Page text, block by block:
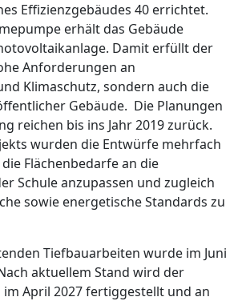
Effizienzgebäudes 40 errichtet.
erhält das Gebäude
Damit erfüllt der
Anforderungen an
Klimaschutz, sondern auch die
Gebäude. Die Planungen
reichen bis ins Jahr 2019 zurück.
wurden die Entwürfe mehrfach
Flächenbedarfe an die
Schule anzupassen und zugleich
sowie energetische Standards zu
Tiefbauarbeiten wurde im Juni
aktuellem Stand wird der
April 2027 fertiggestellt und an